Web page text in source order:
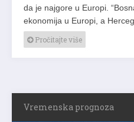
da je najgore u Europi.
ekonomija u Europi, a
Pročitajte više
Vremenska prognoza